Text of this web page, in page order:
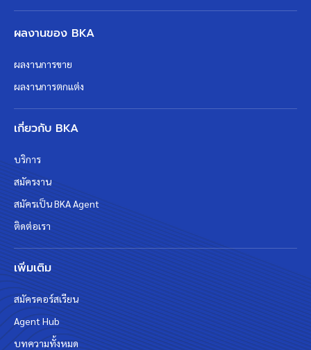
ผลงานของ BKA
ผลงานการขาย
ผลงานการตกแต่ง
เกี่ยวกับ BKA
บริการ
สมัครงาน
สมัครเป็น BKA Agent
ติดต่อเรา
เพิ่มเติม
สมัครคอร์สเรียน
Agent Hub
บทความทั้งหมด